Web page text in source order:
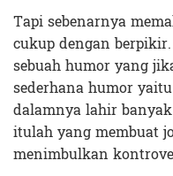
Tapi sebenarnya
cukup dengan
sebuah humor yang
sederhana humor
dalamnya lahir
itulah yang membuat
menimbulkan